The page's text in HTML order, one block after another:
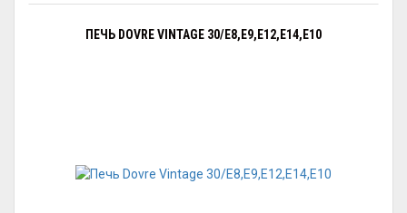
ПЕЧЬ DOVRE VINTAGE 30/E8,E9,E12,E14,E10